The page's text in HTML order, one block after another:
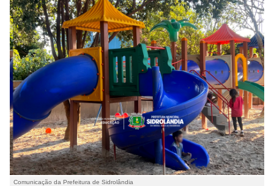
Comunicação da Prefeitura de Sidrolândia